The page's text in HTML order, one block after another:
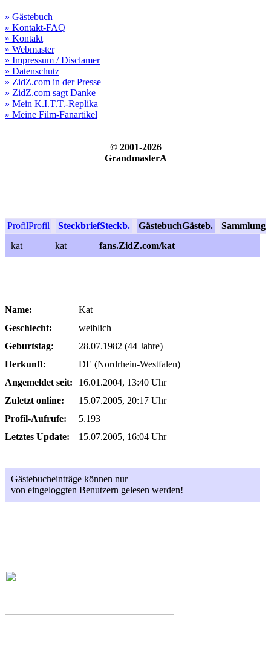
» Gästebuch
» Kontakt-FAQ
» Kontakt
» Webmaster
» Impressum / Disclamer
» Datenschutz
» ZidZ.com in der Presse
» ZidZ.com sagt Danke
» Mein K.I.T.T.-Replika
» Meine Film-Fanartikel
© 2001-2026
GrandmasterA
ProfilProfil SteckbriefSteckb. GästebuchGästeb. Sammlung
kat
kat fans.ZidZ.com/kat
Name:
Kat
Geschlecht:
weiblich
Geburtstag:
28.07.1982 (44 Jahre)
Herkunft:
DE (Nordrhein-Westfalen)
Angemeldet seit:
16.01.2004, 13:40 Uhr
Zuletzt online:
15.07.2005, 20:17 Uhr
Profil-Aufrufe:
5.193
Letztes Update:
15.07.2005, 16:04 Uhr
Gästebucheinträge können nur
von eingeloggten Benutzern gelesen werden!